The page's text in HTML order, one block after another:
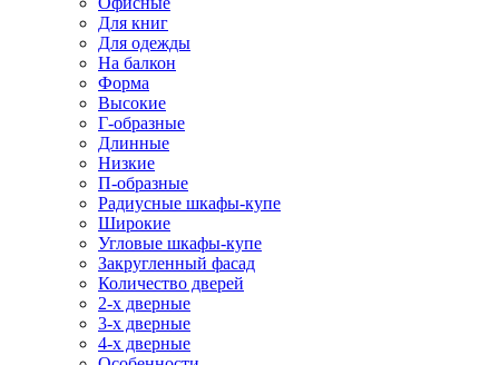
Для книг
Для одежды
На балкон
Форма
Высокие
Г-образные
Длинные
Низкие
П-образные
Радиусные шкафы-купе
Широкие
Угловые шкафы-купе
Закругленный фасад
Количество дверей
2-х дверные
3-х дверные
4-х дверные